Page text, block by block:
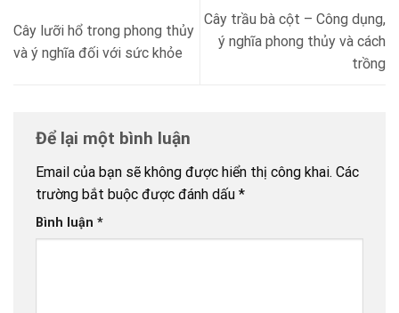
Cây lưỡi hổ trong phong thủy
và ý nghĩa đối với sức khỏe
Cây trầu bà cột – Công dụng,
ý nghĩa phong thủy và cách
trồng
Để lại một bình luận
Email của bạn sẽ không được hiển thị công khai. Các
trường bắt buộc được đánh dấu *
Bình luận *